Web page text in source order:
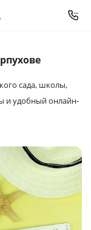
сада, школы,
и удобный онлайн-